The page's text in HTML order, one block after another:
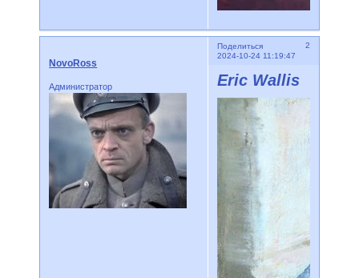
Поделиться
2
2024-10-24 11:19:47
NovoRoss
Администратор Eric Wallis